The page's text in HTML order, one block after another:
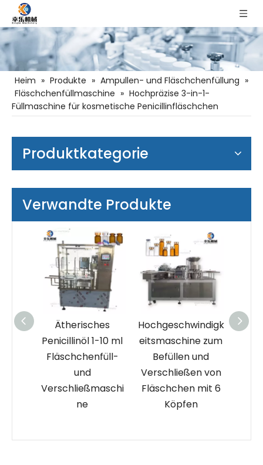
Heim » Produkte » Ampullen- und Fläschchenfüllung »
Fläschchenfüllmaschine » Hochpräzise 3-in-1-
Füllmaschine für kosmetische Penicillinfläschchen
Produktkategorie
Verwandte Produkte
Hochgeschwindigk
eitsmaschine zum
Befüllen und
Verschließen von
Fläschchen mit 6
Köpfen
Füll- und
Verschließmaschi
ne für 10-ml-
Kunststoffampulle
n mit
Etikettiermaschin